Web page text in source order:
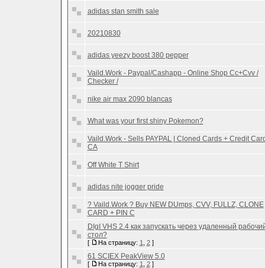
adidas stan smith sale
20210830
adidas yeezy boost 380 pepper
Vaild.Work - Paypal/Cashapp - Online Shop Cc+Cvv /
Checker /
nike air max 2090 blancas
What was your first shiny Pokemon?
Vaild.Work - Sells PAYPAL | Cloned Cards + Credit
CA
Off White T Shirt
adidas nite jogger pride
? Vaild.Work ? Buy NEW DUmps, CVV, FULLZ, CLONE
CARD + PIN C
DIgI VHS 2.4 как запускать через удаленный
стол?
[ На страницу: 1 2]
61 SCIEX PeakView 5.0
[ На страницу: 1 2]